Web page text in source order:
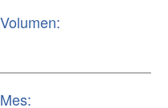
Volumen:
Mes: